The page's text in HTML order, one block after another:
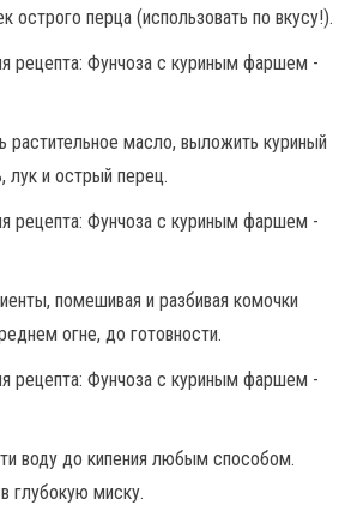
острого перца (использовать по вкусу!).
растительное масло, выложить куриный
лук и острый перец.
помешивая и разбивая комочки
огне, до готовности.
воду до кипения любым способом.
глубокую миску.